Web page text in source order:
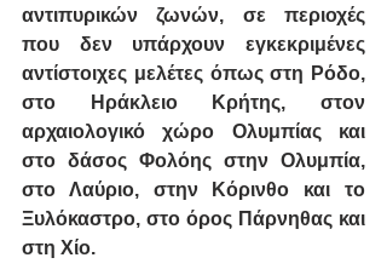
αντιπυρικών ζωνών, σε περιοχές
που δεν υπάρχουν εγκεκριμένες
αντίστοιχες μελέτες όπως στη Ρόδο,
στο Ηράκλειο Κρήτης, στον
αρχαιολογικό χώρο Ολυμπίας και
στο δάσος Φολόης στην Ολυμπία,
στο Λαύριο, στην Κόρινθο και το
Ξυλόκαστρο, στο όρος Πάρνηθας και
στη Χίο.